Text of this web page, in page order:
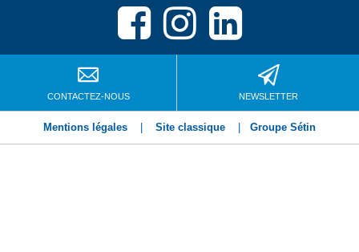
CONTACTEZ-NOUS NEWSLETTER
Mentions légales Site classique Groupe Sétin